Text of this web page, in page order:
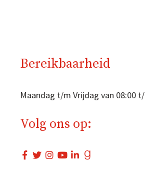
Bereikbaarheid
Maandag t/m Vrijdag van 08:00
Volg ons op: